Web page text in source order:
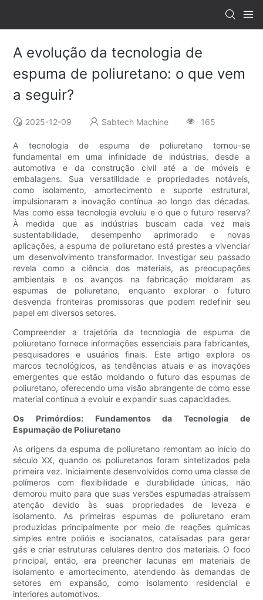
A evolução da tecnologia de
espuma de poliuretano: o que vem
a seguir?
2025-12-09 Sabtech Machine 165
A tecnologia de espuma de poliuretano tornou-se
fundamental em uma infinidade de indústrias, desde a
automotiva e da construção civil até a de móveis e
embalagens. Sua versatilidade e propriedades notáveis,
como isolamento, amortecimento e suporte estrutural,
impulsionaram a inovação contínua ao longo das décadas.
Mas como essa tecnologia evoluiu e o que o futuro reserva?
À medida que as indústrias buscam cada vez mais
sustentabilidade, desempenho aprimorado e novas
aplicações, a espuma de poliuretano está prestes a vivenciar
um desenvolvimento transformador. Investigar seu passado
revela como a ciência dos materiais, as preocupações
ambientais e os avanços na fabricação moldaram as
espumas de poliuretano, enquanto explorar o futuro
desvenda fronteiras promissoras que podem redefinir seu
papel em diversos setores.
Compreender a trajetória da tecnologia de espuma de
poliuretano fornece informações essenciais para fabricantes,
pesquisadores e usuários finais. Este artigo explora os
marcos tecnológicos, as tendências atuais e as inovações
emergentes que estão moldando o futuro das espumas de
poliuretano, oferecendo uma visão abrangente de como esse
material continua a evoluir e expandir suas capacidades.
Os Primórdios: Fundamentos da Tecnologia de
Espumação de Poliuretano
As origens da espuma de poliuretano remontam ao início do
século XX, quando os poliuretanos foram sintetizados pela
primeira vez. Inicialmente desenvolvidos como uma classe de
polímeros com flexibilidade e durabilidade únicas, não
demorou muito para que suas versões espumadas atraíssem
atenção devido às suas propriedades de leveza e
isolamento. As primeiras espumas de poliuretano eram
produzidas principalmente por meio de reações químicas
simples entre polióis e isocianatos, catalisadas para gerar
gás e criar estruturas celulares dentro dos materiais. O foco
principal, então, era preencher lacunas em materiais de
isolamento e amortecimento, atendendo às demandas de
setores em expansão, como isolamento residencial e
interiores automotivos.